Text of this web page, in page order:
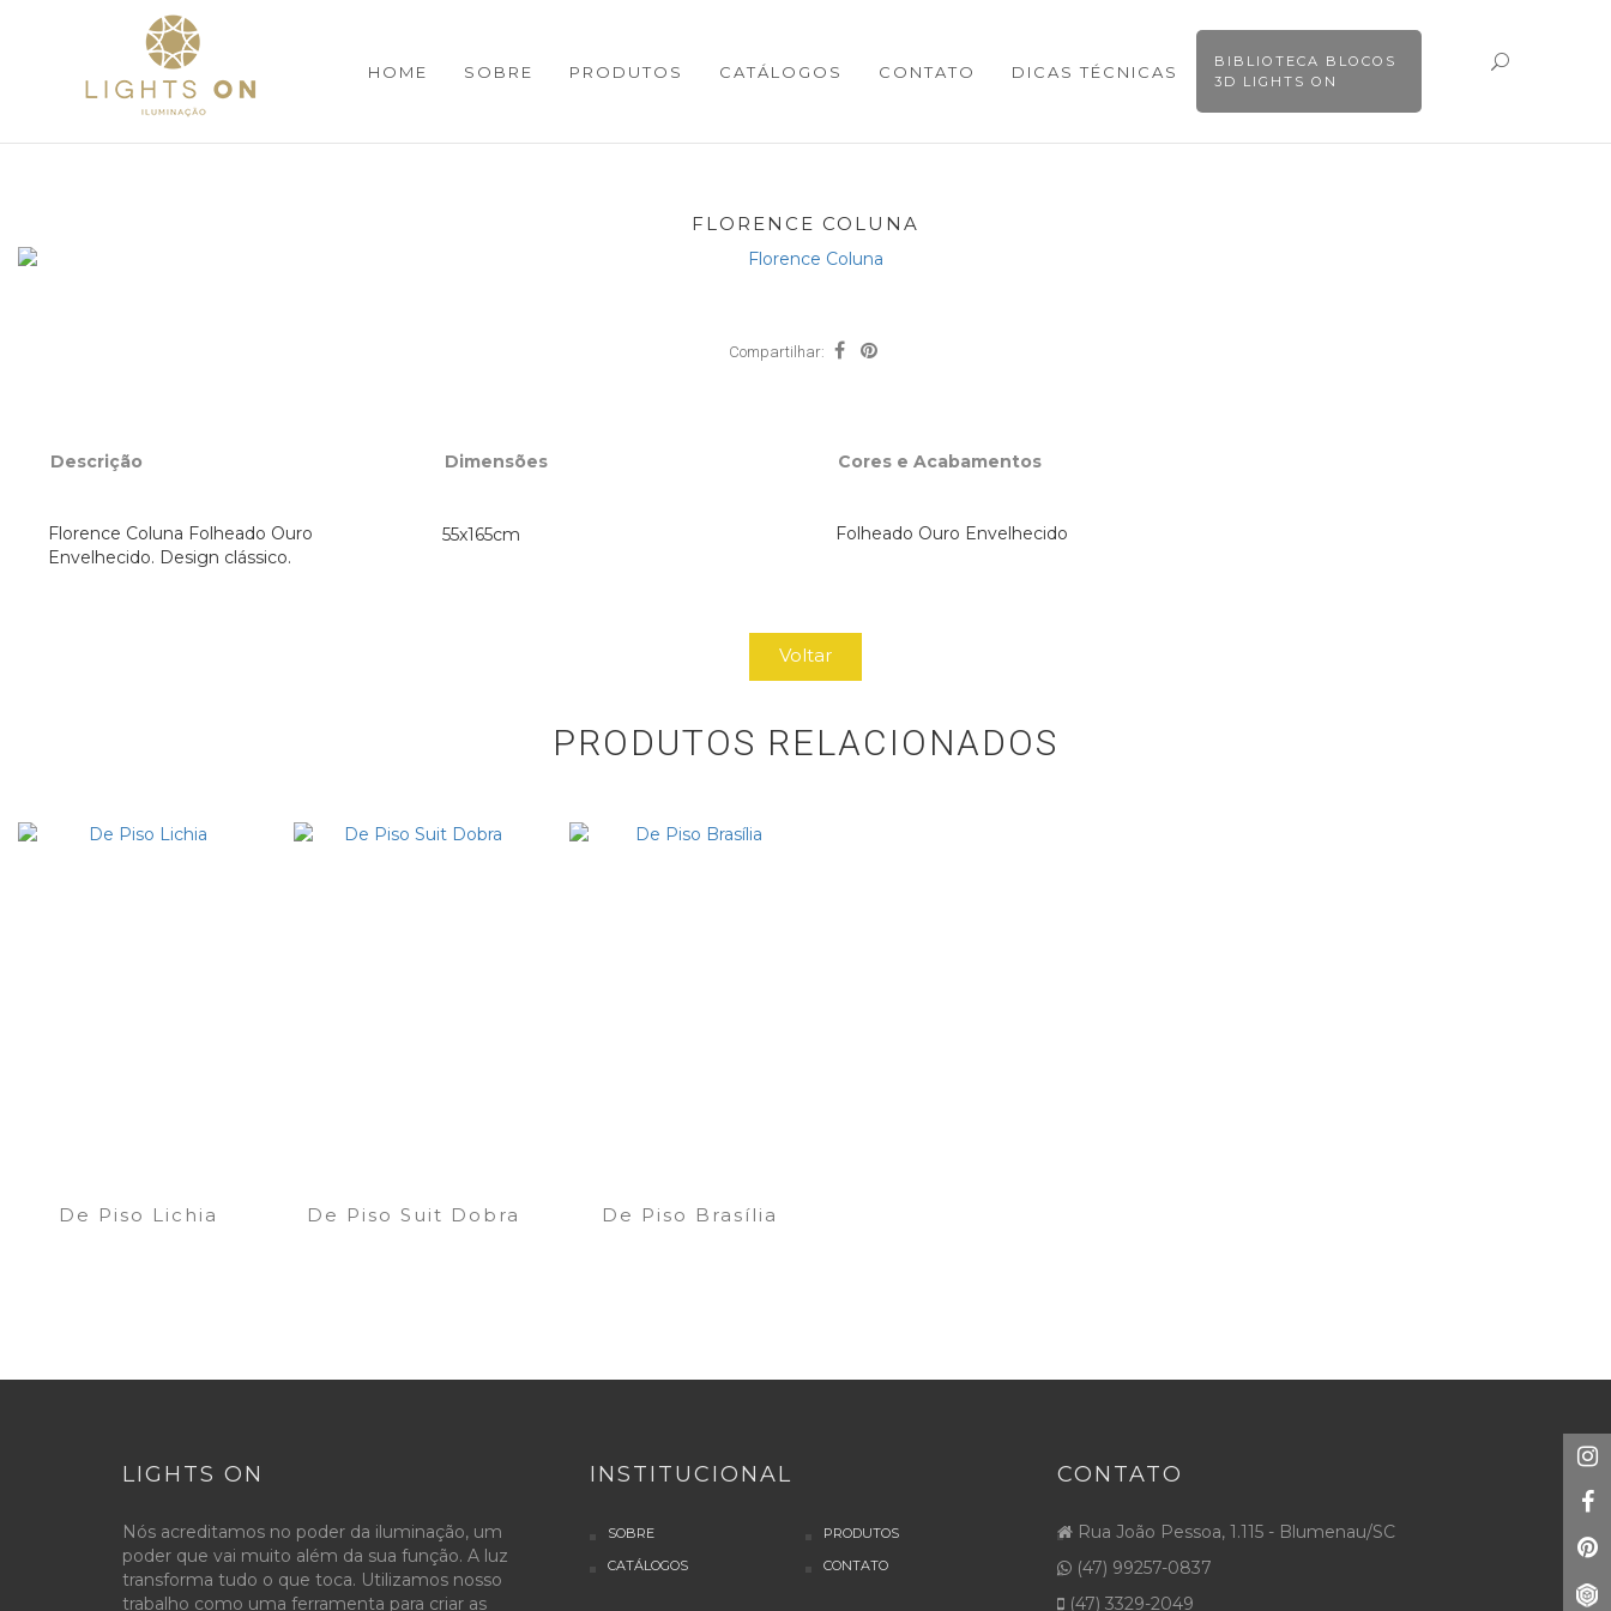
HOME SOBRE PRODUTOS CATÁLOGOS CONTATO DICAS TÉCNICAS
BIBLIOTECA BLOCOS
3D LIGHTS ON
FLORENCE COLUNA
Compartilhar:
Descrição Dimensões Cores e Acabamentos
Florence Coluna Folheado Ouro
Envelhecido. Design clássico.
55x165cm Folheado Ouro Envelhecido
Voltar
PRODUTOS RELACIONADOS
De Piso Lichia De Piso Suit Dobra De Piso Brasília
LIGHTS ON
Nós acreditamos no poder da iluminação, um
poder que vai muito além da sua função. A luz
transforma tudo o que toca. Utilizamos nosso
trabalho como uma ferramenta para criar as
INSTITUCIONAL
SOBRE
PRODUTOS
CATÁLOGOS
CONTATO
CONTATO
Rua João Pessoa, 1.115 - Blumenau/SC
(47) 99257-0837
(47) 3329-2049